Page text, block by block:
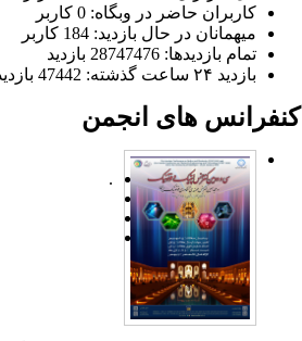
کاربران حاضر در وبگاه: 0 کاربر
میهمانان در حال بازدید: 184 کاربر
تمام بازدید‌ها: 28747476 بازدید
بازدید ۲۴ ساعت گذشته: 47442 بازدید
های انجمن
.